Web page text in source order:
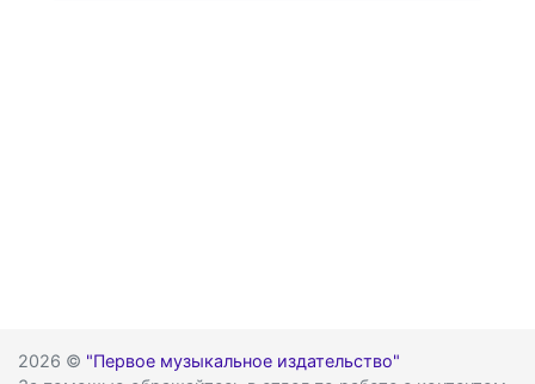
2026 © "Первое музыкальное издательство"